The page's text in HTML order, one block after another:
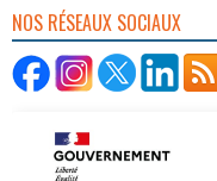
NOS RÉSEAUX SOCIAUX